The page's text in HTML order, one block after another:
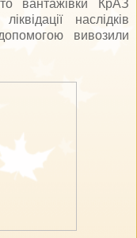
вантажівки КрАЗ
наслідків
вивозили